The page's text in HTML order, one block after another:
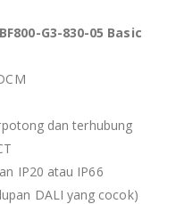
G3-830-05 Basic
dan terhubung
IP20 atau IP66
DALI yang cocok)